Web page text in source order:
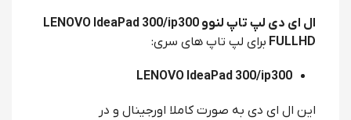
ال ای دی لپ تاپ لنوو LENOVO IdeaPad 300/ip300
FULLHD برای لپ تاپ های سری:
LENOVO IdeaPad 300/ip300
این ال ای دی به صورت کاملا اورجینال و در